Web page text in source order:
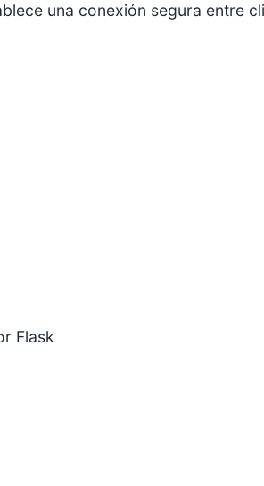
una conexión segura entre
Flask